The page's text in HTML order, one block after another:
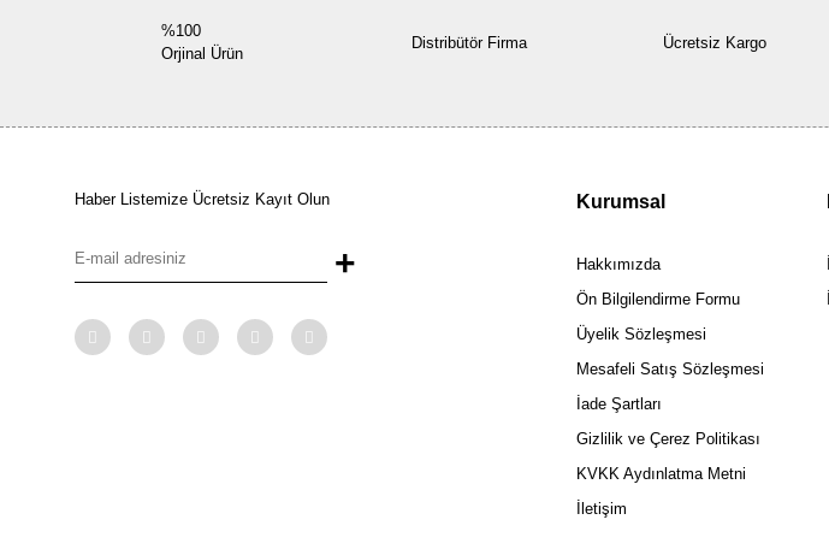
%100
Orjinal Ürün
Distribütör Firma Ücretsiz Kargo
Haber Listemize Ücretsiz Kayıt Olun
+
Kurumsal
Hakkımızda
Ön Bilgilendirme Formu
Üyelik Sözleşmesi
Mesafeli Satış Sözleşmesi
İade Şartları
Gizlilik ve Çerez Politikası
KVKK Aydınlatma Metni
İletişim